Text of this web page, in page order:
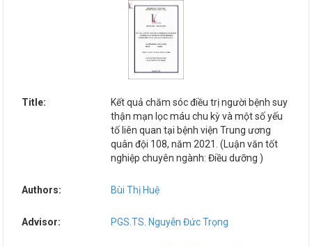
Title:
Kết quả chăm sóc điều trị người bệnh suy
thận mạn lọc máu chu kỳ và một số yếu
tố liên quan tại bệnh viện Trung ương
quân đội 108, năm 2021. (Luận văn tốt
nghiệp chuyên ngành: Điều dưỡng )
Authors: Bùi Thị Huệ
Advisor: PGS.TS. Nguyễn Đức Trọng